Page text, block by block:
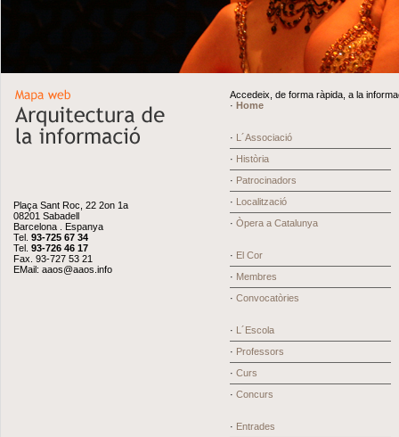
Plaça Sant Roc, 22 2on 1a
08201 Sabadell
Barcelona . Espanya
Tel. 93-725 67 34
Tel. 93-726 46 17
Fax. 93-727 53 21
EMail: aaos@aaos.info
Accedeix, de forma ràpida, a la
· Home
· L´Associació
· Història
· Patrocinadors
· Localització
· Òpera a Catalunya
· El Cor
· Membres
· Convocatòries
· L´Escola
· Professors
· Curs
· Concurs
· Entrades